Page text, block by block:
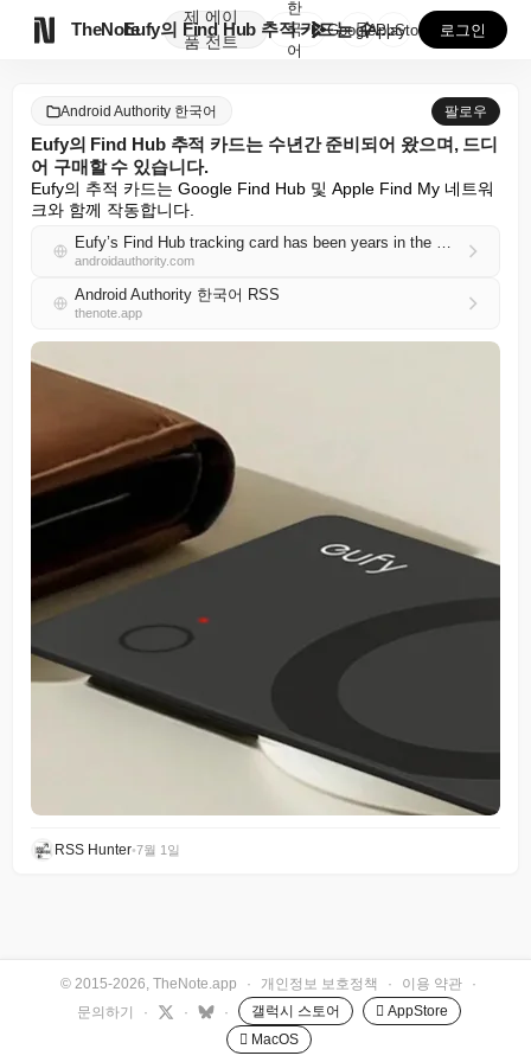
TheNote
제
품
에이
전트
Eufy의 Find Hub 추적 카드는 수년간 준비되어...
한
국
어
GooglePlay
AppStore 로그인
Android Authority 한국어 팔로우
Eufy의 Find Hub 추적 카드는 수년간 준비되어 왔으며, 드디
어 구매할 수 있습니다.
Eufy의 추적 카드는 Google Find Hub 및 Apple Find My 네트워
크와 함께 작동합니다.
Eufy’s Find Hub tracking card has been years in the making, and you can finally buy it
androidauthority.com
Android Authority 한국어 RSS
thenote.app
RSS Hunter•7월 1일
© 2015-2026, TheNote.app · 개인정보 보호정책 · 이용 약관
·
문의하기
· · · 갤럭시 스토어
 AppStore
 MacOS